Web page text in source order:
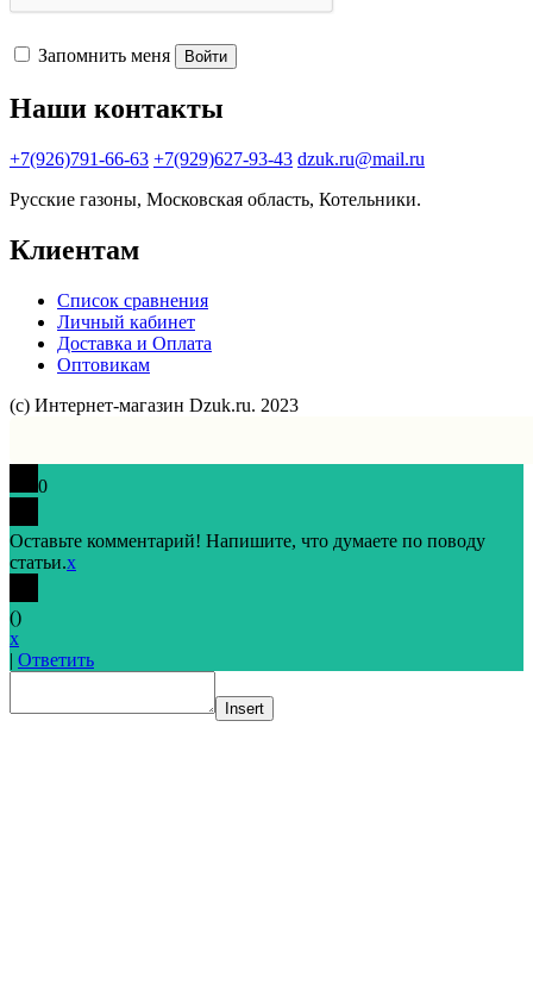
Запомнить меня Войти
Наши контакты
+7(926)791-66-63 +7(929)627-93-43 dzuk.ru@mail.ru
Русские газоны, Московская область, Котельники.
Клиентам
Список сравнения
Личный кабинет
Доставка и Оплата
Оптовикам
(с) Интернет-магазин Dzuk.ru. 2023
0
Оставьте комментарий! Напишите, что думаете по поводу
статьи.x
()
x
| Ответить
Insert